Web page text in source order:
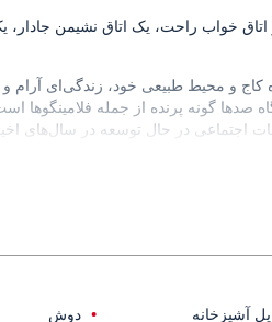
خواب راحت، یک اتاق نشیمن جادار،
و محیط طبیعی خود، زندگی‌ای آرام و
صدها گونه پرنده از جمله فلامینگوها
اجتماعی در حال توسعه در سال‌های
آشپزخانه دوش